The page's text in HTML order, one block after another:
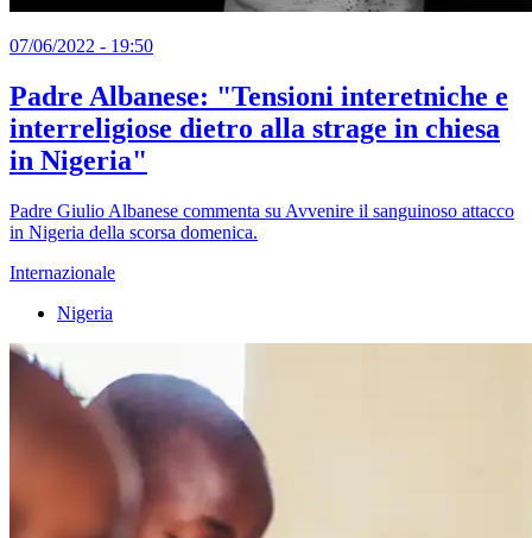
07/06/2022 - 19:50
Padre Albanese: "Tensioni interetniche e
interreligiose dietro alla strage in chiesa
in Nigeria"
Padre Giulio Albanese commenta su Avvenire il sanguinoso attacco
in Nigeria della scorsa domenica.
Internazionale
Nigeria